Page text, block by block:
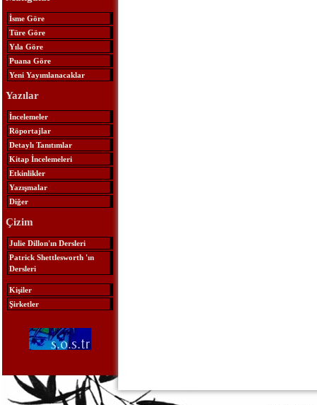
İsme Göre
Türe Göre
Yıla Göre
Puana Göre
Yeni Yayımlanacaklar
Yazılar
İncelemeler
Röportajlar
Detaylı Tanıtımlar
Kitap İncelemeleri
Etkinlikler
Yazışmalar
Diğer
Çizim
Julie Dillon'ın Dersleri
Patrick Shettlesworth 'ın
Dersleri
Kişiler
Şirketler